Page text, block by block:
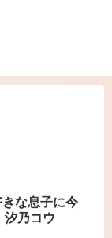
な息子に今
乃コウ